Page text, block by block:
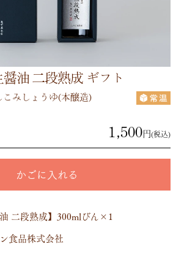
油 二段熟成 ギフト
こみしょうゆ(本醸造)
1,500円(税込)
かごに入れる
二段熟成】300mlびん×1
食品株式会社